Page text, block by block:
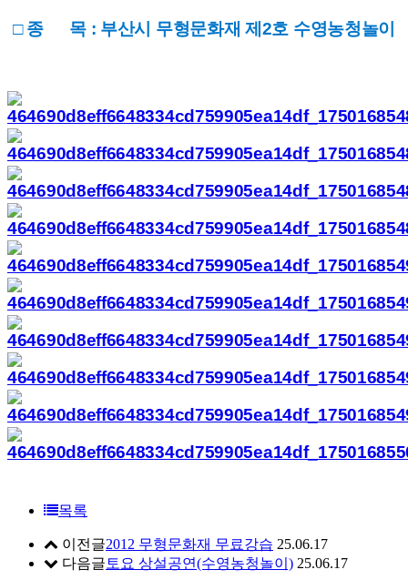
□ 종 목 : 부산시 무형문화재 제2호 수영농청놀이
목록
이전글2012 무형문화재 무료강습 25.06.17
다음글 토요 상설공연(수영농청놀이) 25.06.17